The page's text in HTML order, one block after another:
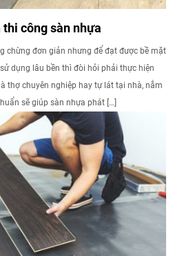
công sàn nhựa
chừng đơn giản nhưng để đạt được bề mặt
dụng lâu bền thì đòi hỏi phải thực hiện
thợ chuyên nghiệp hay tự lát tại nhà, nắm
sẽ giúp sàn nhựa phát […]